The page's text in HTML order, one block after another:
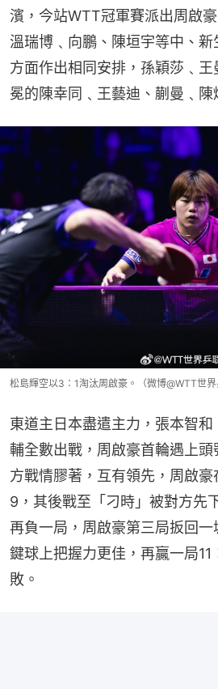
濱，今站WTT冠軍賽派出周啟
溫瑞博﹑向鵬、陳垣宇等中、
方面作出相同安排，孫穎莎﹑
冕的陳幸同﹑王藝迪、蒯曼﹑陳
松島輝空以3：1淘汰周啟豪。（微博@WTT世界
東道主日本盡遣主力，張本智
輔全數出戰，周啟豪首輪遇上
方戰情膠著，互有領先，周啟豪
9，其後戰至「刁時」被對方先
再負一局，周啟豪第三局扳回
鍵球上把握力更佳，再贏一局
敗。